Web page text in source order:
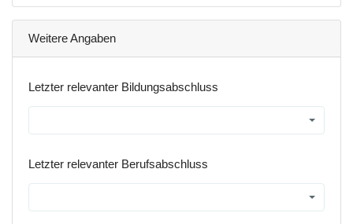
Weitere Angaben
Letzter relevanter Bildungsabschluss
Letzter relevanter Berufsabschluss